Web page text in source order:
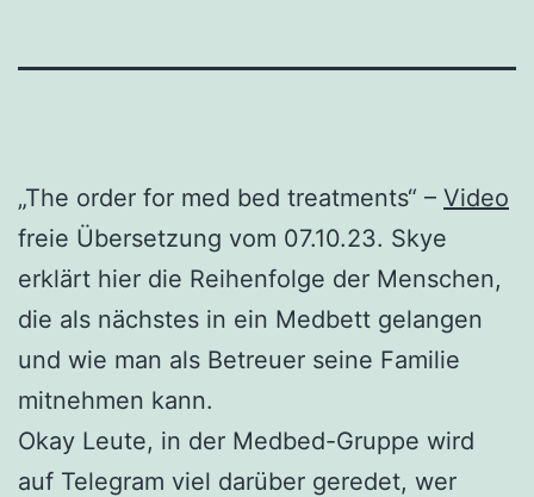
„The order for med bed treatments“ – Video
freie Übersetzung vom 07.10.23. Skye
erklärt hier die Reihenfolge der Menschen,
die als nächstes in ein Medbett gelangen
und wie man als Betreuer seine Familie
mitnehmen kann.
Okay Leute, in der Medbed-Gruppe wird
auf Telegram viel darüber geredet, wer